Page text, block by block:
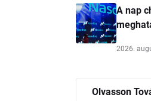
A nap
2026.
Olvasson